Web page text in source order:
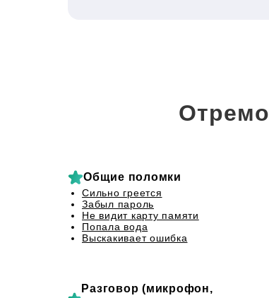
Общие поломки
Сильно греется
Забыл пароль
Не видит карту памяти
Попала вода
Выскакивает ошибка
Разговор (микрофон,